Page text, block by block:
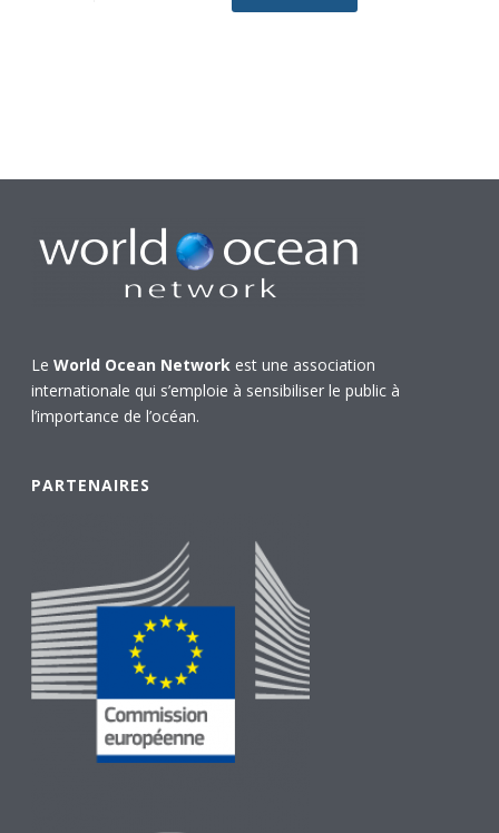
LeWorld Ocean Network est une association
internationale qui s’emploie à sensibiliser le public à
l’importance de l’océan.
PARTENAIRES